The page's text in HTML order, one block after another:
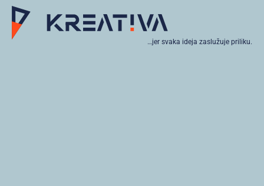
…jer svaka ideja zaslužuje priliku.